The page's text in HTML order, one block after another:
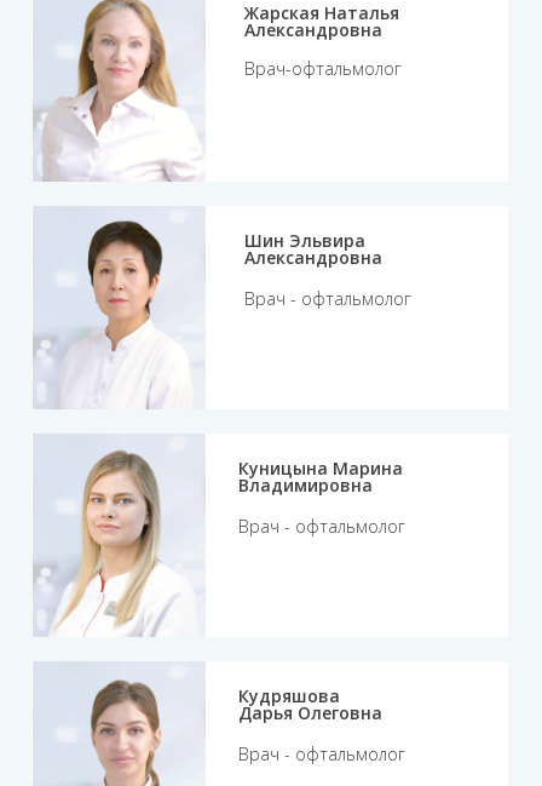
Врач-офтальмолог
Жарская Наталья
Александровна
Врач - офтальмолог
Врач - офтальмолог
Куницына Марина
Владимировна
Кудряшова
Дарья Олеговна
Врач - офтальмолог
Шин Эльвира
Александровна